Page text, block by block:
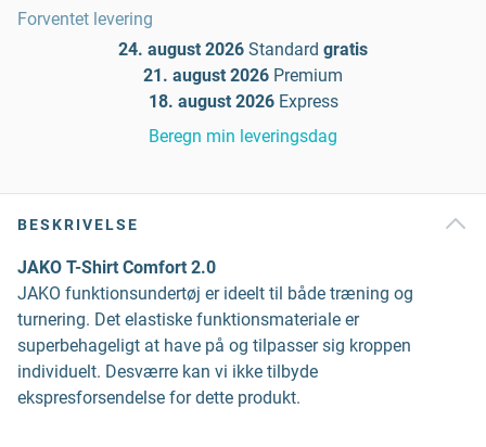
Forventet levering
24. august 2026 Standard gratis
21. august 2026 Premium
18. august 2026 Express
Beregn min leveringsdag
BESKRIVELSE
JAKO T-Shirt Comfort 2.0
JAKO funktionsundertøj er ideelt til både træning og
turnering. Det elastiske funktionsmateriale er
superbehageligt at have på og tilpasser sig kroppen
individuelt. Desværre kan vi ikke tilbyde
ekspresforsendelse for dette produkt.